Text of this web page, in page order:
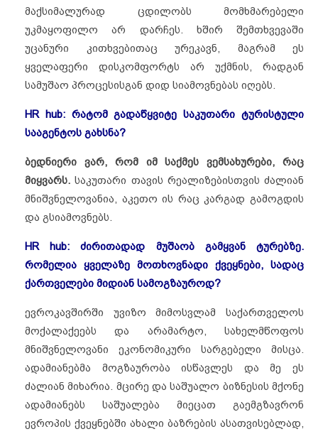
მაქსიმალურად ცდილობს მომხმარებელი
უკმაყოფილო არ დარჩეს. ხშირ შემთხვევაში
უცანური კითხვებითაც ურეკავნ, მაგრამ ეს
ყველაფერი დისკომფორტს არ უქმნის, რადგან
სამუშაო პროცესისგან დიდ სიამოვნებას იღებს.
HR hub: რატომ გადაწყვიტე საკუთარი ტურისტული
სააგენტოს გახსნა?
ბედნიერი ვარ, რომ იმ საქმეს ვემსახურები, რაც
მიყვარს. საკუთარი თავის რეალიზებისთვის ძალიან
მნიშვნელოვანია, აკეთო ის რაც კარგად გამოგდის
და გსიამოვნებს.
HR hub: ძირითადად მუშაობ გამყვან ტურებზე.
რომელია ყველაზე მოთხოვნადი ქვეყნები, სადაც
ქართველები მიდიან სამოგზაუროდ?
ევროკავშირში უვიზო მიმოსვლამ საქართველოს
მოქალაქეებს და არამარტო, სახელმწოფოს
მნიშვნელოვანი ეკონომიკური სარგებელი მისცა.
ადამიანებმა მოგზაურობა ისწავლეს და მე ეს
ძალიან მიხარია. მცირე და საშუალო ბიზნესის მქონე
ადამიანებს საშუალება მიეცათ გაემგზავრონ
ევროპის ქვეყნებში ახალი ბაზრების ასათვისებლად,